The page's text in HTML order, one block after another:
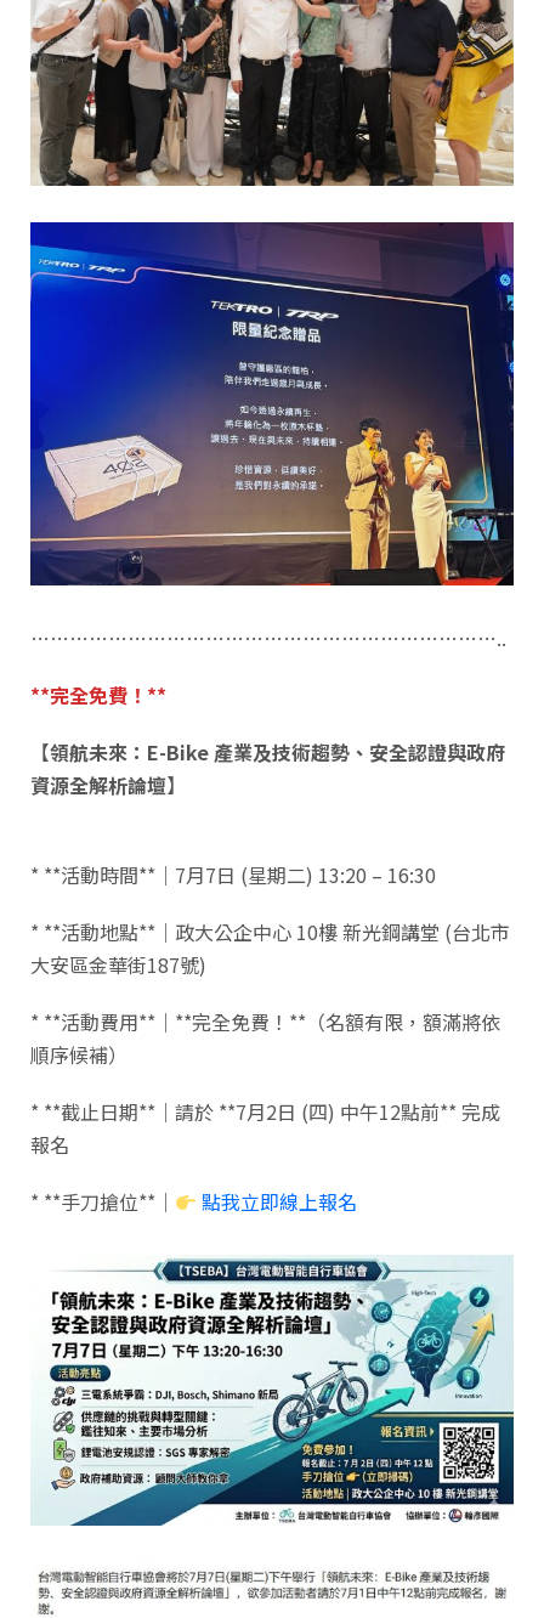
………………………………………………………………..
**完全免費！**
【領航未來：E-Bike 產業及技術趨勢、安全認證與政府
資源全解析論壇】
* **活動時間**｜7月7日 (星期二) 13:20 – 16:30
* **活動地點**｜政大公企中心 10樓 新光鋼講堂 (台北市
大安區金華街187號)
* **活動費用**｜**完全免費！**（名額有限，額滿將依
順序候補）
* **截止日期**｜請於 **7月2日 (四) 中午12點前** 完成
報名
* **手刀搶位**｜
點我立即線上報名